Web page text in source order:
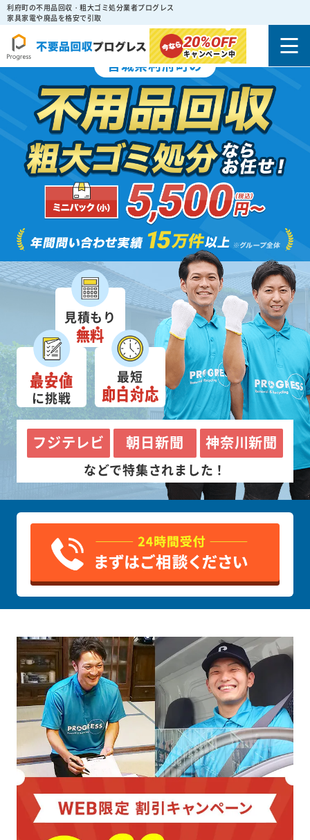
利府町の不用品回収・粗大ゴミ処分業者プログレス
家具家電や廃品を格安で引取
20%OFF
キャンペーン中
宮城県利府町の
見積もり
無料
最安値
に挑戦
最短
即日対応
フジテレビ 朝日新聞 神奈川新聞
などで特集されました！